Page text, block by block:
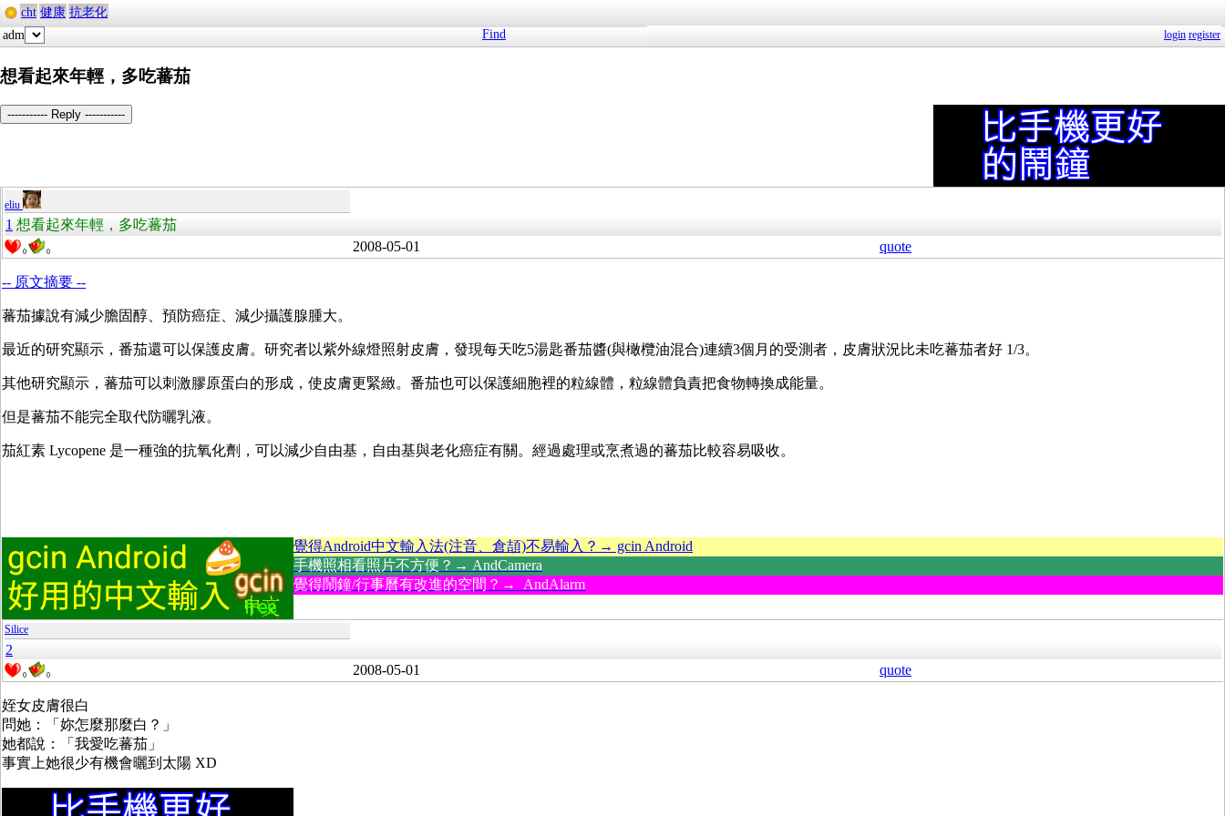
cht 健康 抗老化
adm
Find login register
想看起來年輕，多吃蕃茄
----------- Reply -----------
eliu
1 想看起來年輕，多吃蕃茄
0 0 2008-05-01 quote
-- 原文摘要 --
蕃茄據說有減少膽固醇、預防癌症、減少攝護腺腫大。
最近的研究顯示，番茄還可以保護皮膚。研究者以紫外線燈照射皮膚，發現每天吃5湯匙番茄醬(與橄欖油混合)連續3個月的受測者，皮膚狀況比未吃蕃茄者好 1/3。
其他研究顯示，蕃茄可以刺激膠原蛋白的形成，使皮膚更緊緻。番茄也可以保護細胞裡的粒線體，粒線體負責把食物轉換成能量。
但是蕃茄不能完全取代防曬乳液。
茄紅素 Lycopene 是一種強的抗氧化劑，可以減少自由基，自由基與老化癌症有關。經過處理或烹煮過的蕃茄比較容易吸收。
覺得Android中文輸入法(注音、倉頡)不易輸入？→ gcin Android
手機照相看照片不方便？→ AndCamera
覺得鬧鐘/行事曆有改進的空間？→ AndAlarm
Silice
2
0 0 2008-05-01 quote
姪女皮膚很白
問她：「妳怎麼那麼白？」
她都說：「我愛吃蕃茄」
事實上她很少有機會曬到太陽 XD